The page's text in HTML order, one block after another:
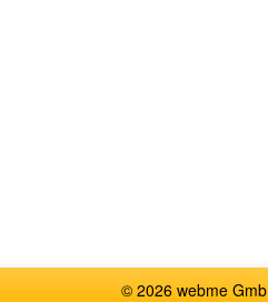
© 2026 webme